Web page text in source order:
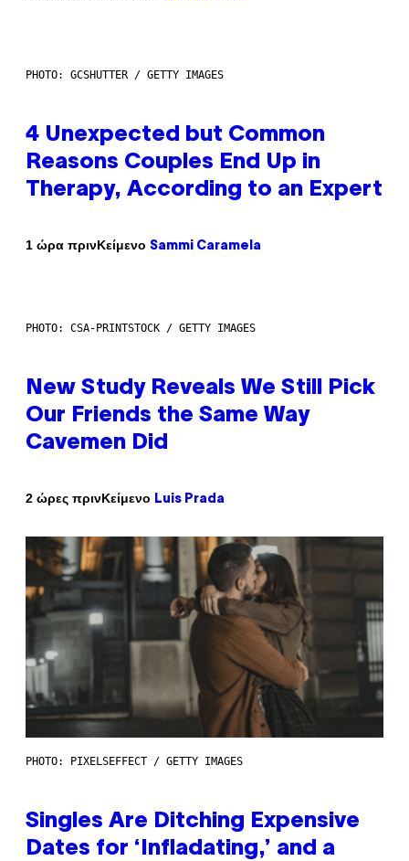
PHOTO: GCSHUTTER / GETTY IMAGES
4 Unexpected but Common
Reasons Couples End Up in
Therapy, According to an Expert
1 ώρα πρινΚείμενο Sammi Caramela
PHOTO: CSA-PRINTSTOCK / GETTY IMAGES
New Study Reveals We Still Pick
Our Friends the Same Way
Cavemen Did
2 ώρες πρινΚείμενο Luis Prada
PHOTO: PIXELSEFFECT / GETTY IMAGES
Singles Are Ditching Expensive
Dates for ‘Infladating,’ and a